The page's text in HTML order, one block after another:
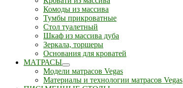
Комоды из массива
Тумбы прикроватные
Стол туалетный
Шкаф из массива дуба
Зеркала, торшеры
Основания для кроватей
МАТРАСЫ
Модели матрасов Vegas
Материалы и технологии матрасов Vegas